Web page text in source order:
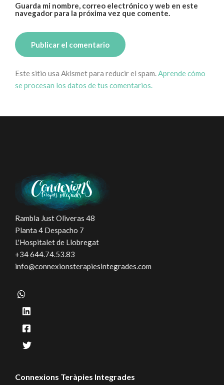
Guarda mi nombre, correo electrónico y web en este
navegador para la próxima vez que comente.
Este sitio usa Akismet para reducir el spam. Aprende cómo
se procesan los datos de tus comentarios.
Rambla Just Oliveras 48
Planta 4 Despacho 7
L'Hospitalet de Llobregat
+34 644.74.53.83
info@connexionsterapiesintegrades.com
Connexions Teràpies Integrades